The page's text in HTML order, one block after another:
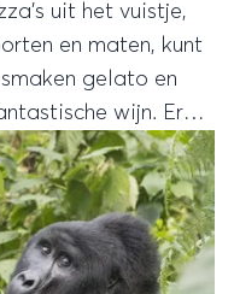
uit het vuistje,
en maten, kunt
gelato en
wijn. Er
waarom een
een heel goed
niet eens gehad
natuur en
om daar eens